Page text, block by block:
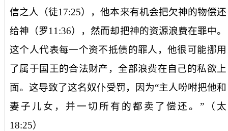
信之人（徒17:25），他本来有机会把欠神的物偿还
给神（罗11:36），然而却把神的资源浪费在罪中。
这个人代表每一个资不抵债的罪人，他很可能挪用
了属于国王的合法财产，全部浪费在自己的私欲上
面。这导致了这名奴仆受罚，因为“主人吩咐把他和
妻子儿女，并一切所有的都卖了偿还。”（太
18:25）